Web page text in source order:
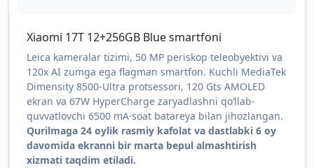
Xiaomi 17T 12+256GB Blue smartfoni
Leica kameralar tizimi, 50 MP periskop teleobyektivi va
120x AI zumga ega flagman smartfon. Kuchli MediaTek
Dimensity 8500-Ultra protsessori, 120 Gts AMOLED
ekran va 67W HyperCharge zaryadlashni qo‘llab-
quvvatlovchi 6500 mA·soat batareya bilan jihozlangan.
Qurilmaga 24 oylik rasmiy kafolat va dastlabki 6 oy
davomida ekranni bir marta bepul almashtirish
xizmati taqdim etiladi.